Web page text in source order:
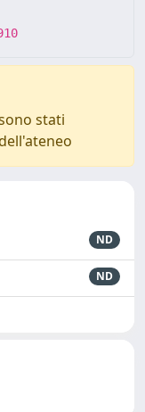
stati
ND
ND